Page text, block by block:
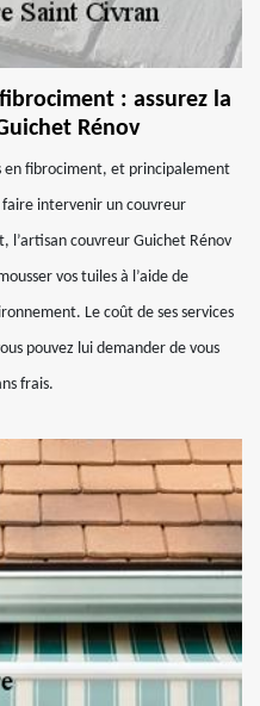
: assurez la
Rénov
en fibrociment, et principalement
faire intervenir un couvreur
l’artisan couvreur Guichet Rénov
vos tuiles à l’aide de
Le coût de ses services
pouvez lui demander de vous
frais.